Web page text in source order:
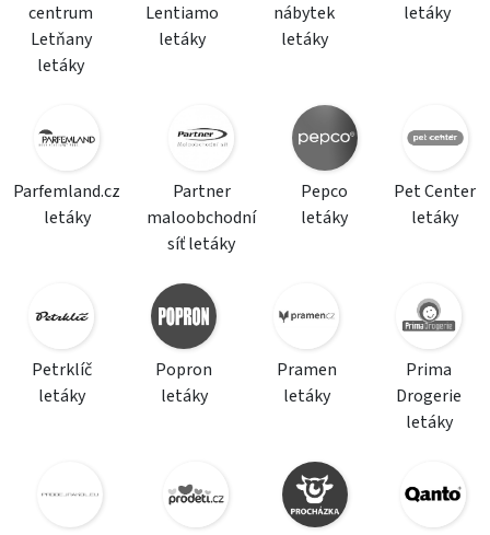
centrum
Letňany
letáky
Lentiamo
letáky
nábytek
letáky
letáky
Parfemland.cz
letáky
Partner
maloobchodní
síť letáky
Pepco
letáky
Pet Center
letáky
Petrklíč
letáky
Popron
letáky
Pramen
letáky
Prima
Drogerie
letáky